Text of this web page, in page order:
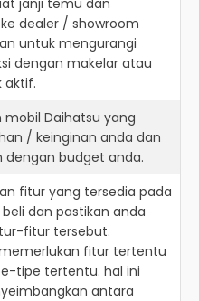
janji temu dan
dealer / showroom
untuk mengurangi
dengan makelar atau
aktif.
Daihatsu yang
/ keinginan anda dan
dengan budget anda.
fitur yang tersedia pada
dan pastikan anda
fitur tersebut.
fitur tertentu
tipe tertentu. hal ini
antara